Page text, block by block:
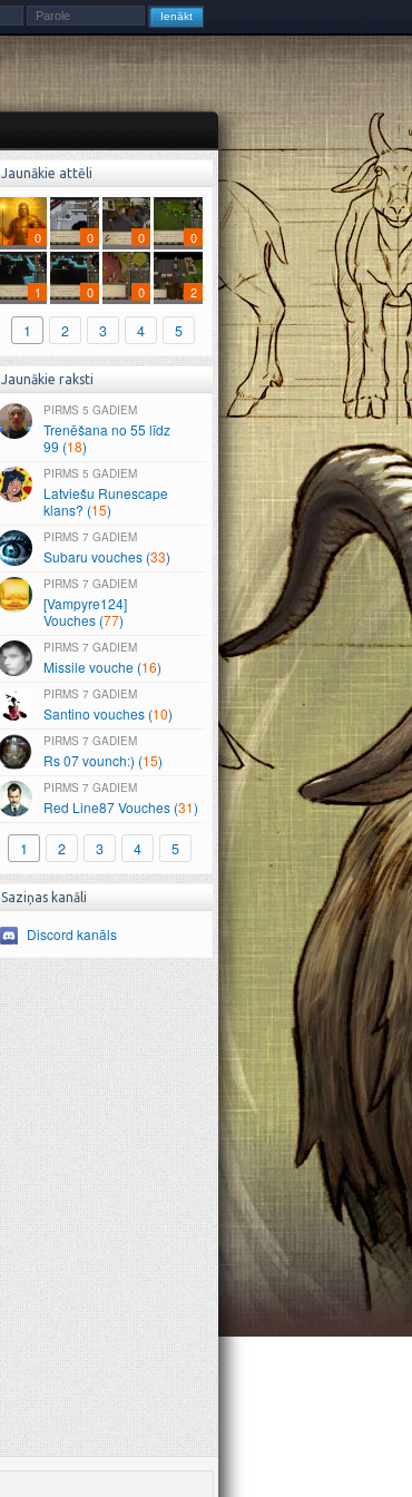
Jaunākie attēli
0 0 0 0
1 0 0 2
1 2 3 4 5
Jaunākie raksti
5 GADIEM
Trenēšana no 55 līdz
99 (18)
5 GADIEM
Latviešu Runescape
klans? (15)
7 GADIEM
Subaru vouches (33)
7 GADIEM
[Vampyre124]
Vouches (77)
7 GADIEM
Missile vouche (16)
7 GADIEM
Santino vouches (10)
7 GADIEM
Rs 07 vounch:) (15)
7 GADIEM
Red Line87 Vouches (31)
1 2 3 4 5
Saziņas kanāli
Discord kanāls